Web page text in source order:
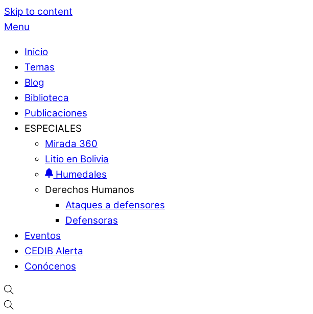
Skip to content
Menu
Inicio
Temas
Blog
Biblioteca
Publicaciones
ESPECIALES
Mirada 360
Litio en Bolivia
Humedales
Derechos Humanos
Ataques a defensores
Defensoras
Eventos
CEDIB Alerta
Conócenos